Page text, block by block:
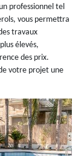
professionnel tel
vous permettra
travaux
élevés,
des prix.
votre projet une